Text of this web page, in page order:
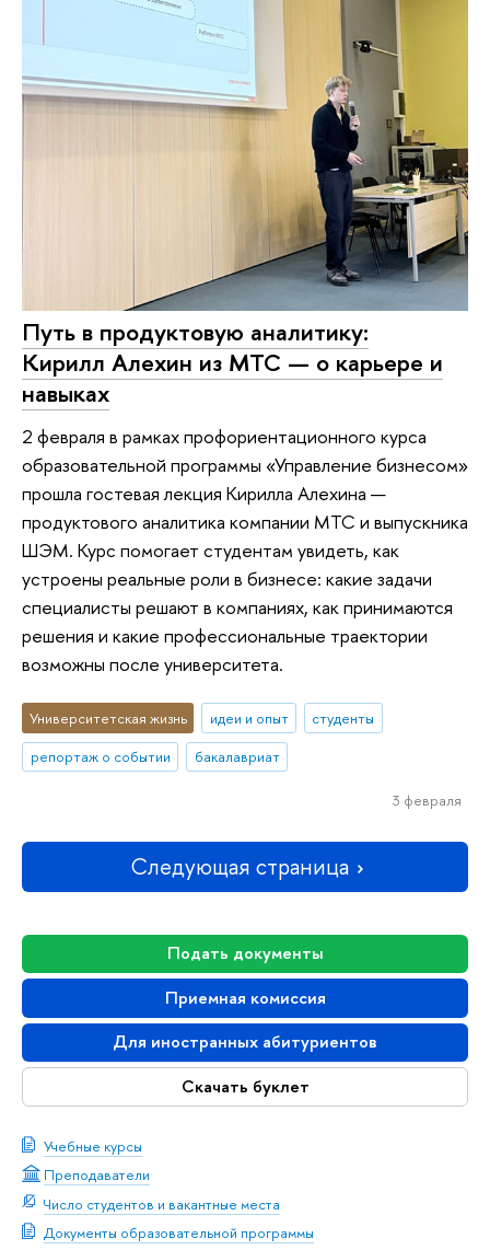
Подать документы
Приемная комиссия
Для иностранных абитуриентов
Скачать буклет
Учебные курсы
Преподаватели
Число студентов и вакантные места
Документы образовательной программы
Путь в продуктовую аналитику:
Кирилл Алехин из МТС — о карьере и
навыках
2 февраля в рамках профориентационного курса
образовательной программы «Управление бизнесом»
прошла гостевая лекция Кирилла Алехина —
продуктового аналитика компании МТС и выпускника
ШЭМ. Курс помогает студентам увидеть, как
устроены реальные роли в бизнесе: какие задачи
специалисты решают в компаниях, как принимаются
решения и какие профессиональные траектории
возможны после университета.
Университетская жизнь идеи и опыт
студенты
репортаж о событии
бакалавриат
3 февраля
Следующая страница